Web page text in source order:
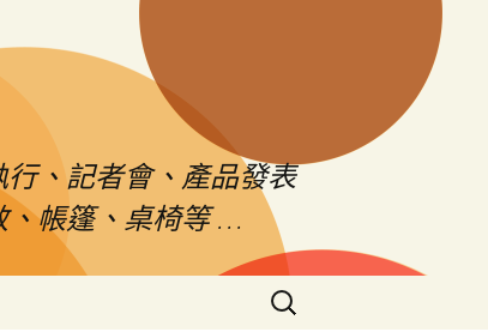
、記者會、產品發表
、帳篷、桌椅等 …
搜
尋